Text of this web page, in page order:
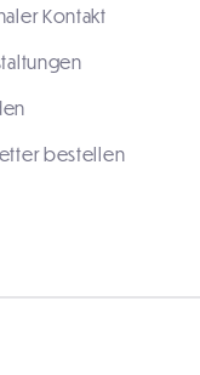
Kontakt
bestellen